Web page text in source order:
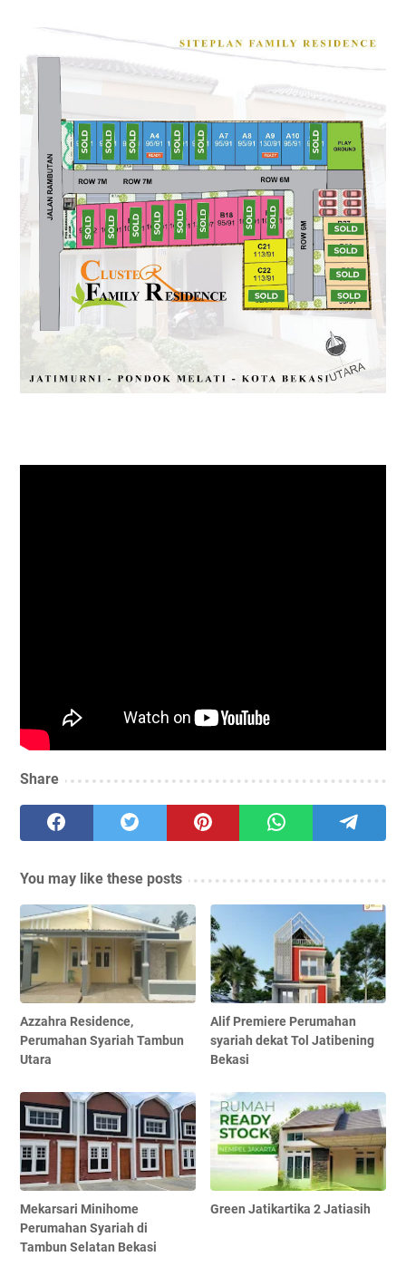
Share
You may like these posts
Azzahra Residence,
Perumahan Syariah Tambun
Utara
Alif Premiere Perumahan
syariah dekat Tol Jatibening
Bekasi
Mekarsari Minihome
Perumahan Syariah di
Tambun Selatan Bekasi
Green Jatikartika 2 Jatiasih